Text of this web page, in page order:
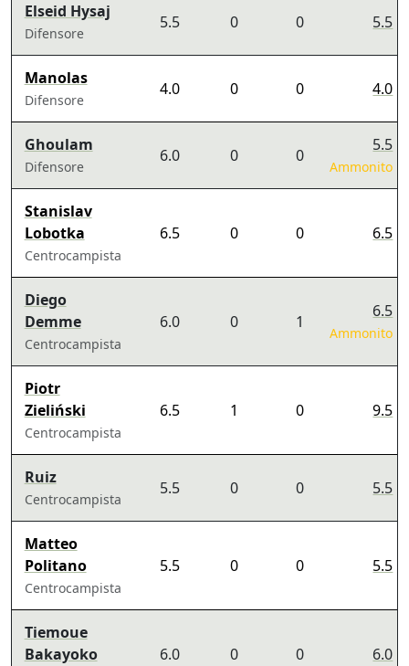
Elseid Hysaj
Difensore
5.5 0 0 5.5
Manolas
Difensore
4.0 0 0 4.0
Ghoulam
Difensore
6.0 0 0
5.5
Ammonito
Stanislav
Lobotka
Centrocampista
6.5 0 0 6.5
Diego
Demme
Centrocampista
6.0 0 1
6.5
Ammonito
Piotr
Zieliński
Centrocampista
6.5 1 0 9.5
Ruiz
Centrocampista
5.5 0 0 5.5
Matteo
Politano
Centrocampista
5.5 0 0 5.5
Tiemoue
Bakayoko
6.0 0 0 6.0